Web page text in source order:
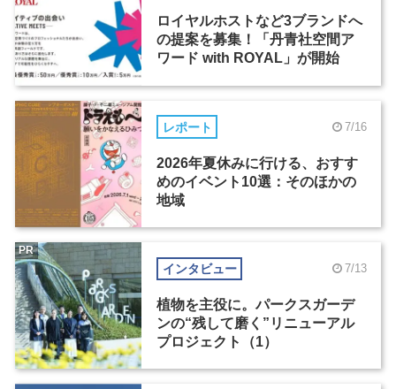
ロイヤルホストなど3ブランドへ
の提案を募集！「丹青社空間ア
ワード with ROYAL」が開始
レポート 7/16
2026年夏休みに行ける、おすす
めのイベント10選：そのほかの
地域
インタビュー 7/13
植物を主役に。パークスガーデ
ンの“残して磨く”リニューアル
プロジェクト（1）
PR